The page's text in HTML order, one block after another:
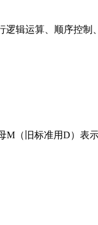
辑运算、顺序控制
M（旧标准用D）表